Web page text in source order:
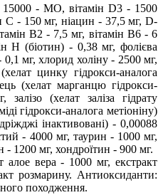
15000 - МО, вітамін D3 - 1500
С - 150 мг, ніацин - 37,5 мг, D-
В2 - 7,5 мг, вітамін В6 - 6
Н (біотин) - 0,38 мг, фолієва
мг, хлорид холіну - 2500 мг,
цинку гідрокси-аналога
(хелат марганцю гідрокси-
(хелат заліза гідрату
гідрокси-аналога метіоніну)
інактивовані) - 0,00088
- 4000 мг, таурин - 1000 мг,
- 1200 мг, хондроїтин - 900 мг.
алое вера - 1000 мг, екстракт
розмарину. Антиоксиданти:
походження.